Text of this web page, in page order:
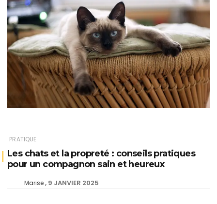
PRATIQUE
Les chats et la propreté : conseils pratiques
pour un compagnon sain et heureux
Marise 9 JANVIER 2025